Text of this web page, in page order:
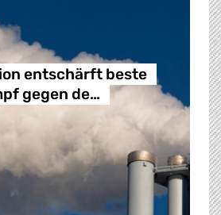
entschärft beste
gegen de…